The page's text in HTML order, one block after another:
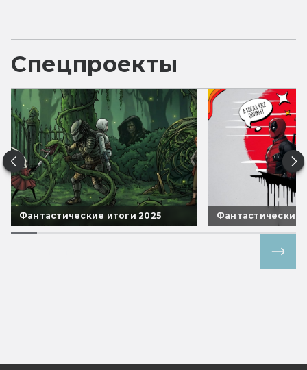
Спецпроекты
Фантастические итоги 2025 Фантастические